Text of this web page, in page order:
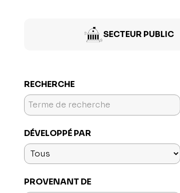
SECTEUR PUBLIC
RECHERCHE
DÉVELOPPÉ PAR
PROVENANT DE